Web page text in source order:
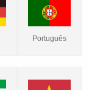
Português